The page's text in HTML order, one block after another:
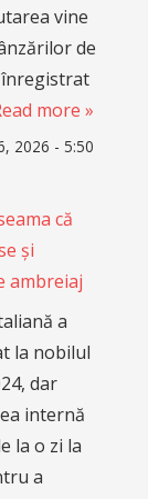
vine
de
înregistrat
more »
2026 - 5:50
că
și
ambreiaj
a
la nobilul
dar
internă
la o zi la
a